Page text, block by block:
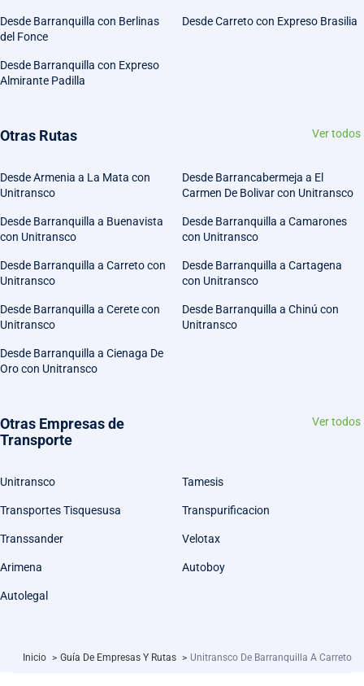
Desde Barranquilla con Berlinas
del Fonce
Desde Carreto con Expreso Brasilia
Desde Barranquilla con Expreso
Almirante Padilla
Otras Rutas Ver todos
Desde Armenia a La Mata con
Unitransco
Desde Barrancabermeja a El
Carmen De Bolivar con Unitransco
Desde Barranquilla a Buenavista
con Unitransco
Desde Barranquilla a Camarones
con Unitransco
Desde Barranquilla a Carreto con
Unitransco
Desde Barranquilla a Cartagena
con Unitransco
Desde Barranquilla a Cerete con
Unitransco
Desde Barranquilla a Chinú con
Unitransco
Desde Barranquilla a Cienaga De
Oro con Unitransco
Otras Empresas de
Transporte
Ver todos
Unitransco Tamesis
Transportes Tisquesusa Transpurificacion
Transsander Velotax
Arimena Autoboy
Autolegal
Inicio > Guía De Empresas Y Rutas > Unitransco De Barranquilla A Carreto